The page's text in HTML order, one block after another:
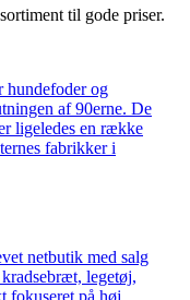
til gode priser.
hundefoder og
af 90erne. De
ligeledes en række
fabrikker i
netbutik med salg
legetøj,
fokuseret på høj